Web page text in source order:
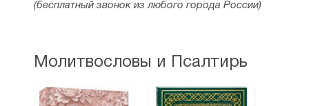
(бесплатный звонок из любого города России)
Молитвословы и Псалтирь